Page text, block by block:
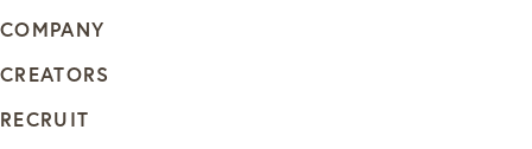
COMPANY
CREATORS
RECRUIT